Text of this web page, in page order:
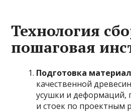
Технология
пошаговая
Подготовка
качественной
усушки и деформаций,
и стоек по проектным